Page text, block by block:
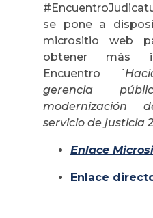
se pone a
micrositio web
obtener más
Encuentro
gerencia
modernización
servicio de justicia
Enlace
Enlace